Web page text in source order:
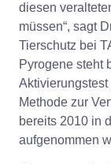
diesen
müssen“, sagt
Tierschutz bei
Pyrogene steht
Methode zur
bereits 2010 in
aufgenommen